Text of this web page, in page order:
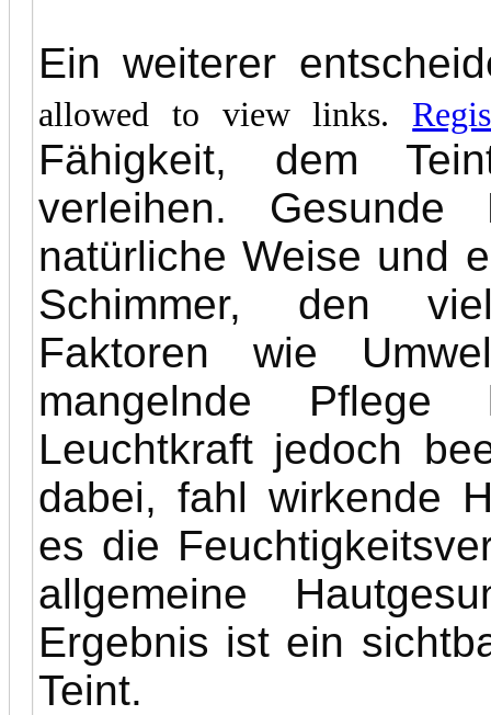
Ein weiterer
allowed to view links.
Fähigkeit, dem
verleihen.
natürliche Weise und
Schimmer, den
Faktoren wie
mangelnde Pflege
Leuchtkraft jedoch
dabei, fahl wirkende
es die
allgemeine
Ergebnis ist ein
Teint.